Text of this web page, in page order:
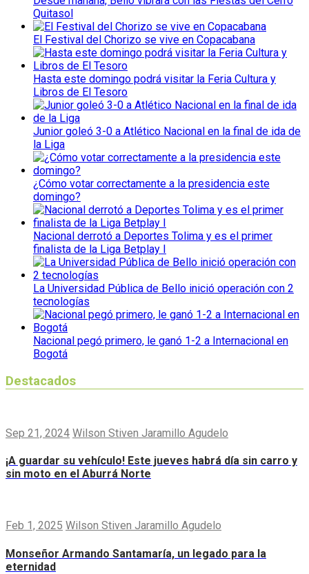
Quitasol
El Festival del Chorizo se vive en Copacabana
Hasta este domingo podrá visitar la Feria Cultura y
Libros de El Tesoro
Junior goleó 3-0 a Atlético Nacional en la final de ida de
la Liga
¿Cómo votar correctamente a la presidencia este
domingo?
Nacional derrotó a Deportes Tolima y es el primer
finalista de la Liga Betplay I
La Universidad Pública de Bello inició operación con 2
tecnologías
Nacional pegó primero, le ganó 1-2 a Internacional en
Bogotá
Destacados
Sep 21, 2024 Wilson Stiven Jaramillo Agudelo
¡A guardar su vehículo! Este jueves habrá día sin carro y
sin moto en el Aburrá Norte
Feb 1, 2025 Wilson Stiven Jaramillo Agudelo
Monseñor Armando Santamaría, un legado para la
eternidad